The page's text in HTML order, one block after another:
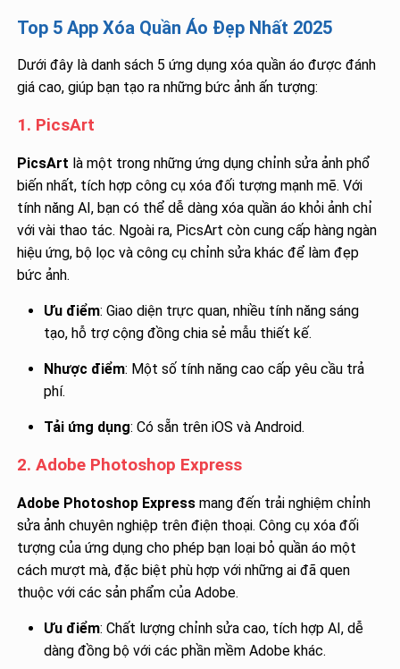
Top 5 App Xóa Quần Áo Đẹp Nhất 2025
Dưới đây là danh sách 5 ứng dụng xóa quần áo được đánh
giá cao, giúp bạn tạo ra những bức ảnh ấn tượng:
1. PicsArt
PicsArt là một trong những ứng dụng chỉnh sửa ảnh phổ
biến nhất, tích hợp công cụ xóa đối tượng mạnh mẽ. Với
tính năng AI, bạn có thể dễ dàng xóa quần áo khỏi ảnh chỉ
với vài thao tác. Ngoài ra, PicsArt còn cung cấp hàng ngàn
hiệu ứng, bộ lọc và công cụ chỉnh sửa khác để làm đẹp
bức ảnh.
Ưu điểm: Giao diện trực quan, nhiều tính năng sáng
tạo, hỗ trợ cộng đồng chia sẻ mẫu thiết kế.
Nhược điểm: Một số tính năng cao cấp yêu cầu trả
phí.
Tải ứng dụng: Có sẵn trên iOS và Android.
2. Adobe Photoshop Express
Adobe Photoshop Express mang đến trải nghiệm chỉnh
sửa ảnh chuyên nghiệp trên điện thoại. Công cụ xóa đối
tượng của ứng dụng cho phép bạn loại bỏ quần áo một
cách mượt mà, đặc biệt phù hợp với những ai đã quen
thuộc với các sản phẩm của Adobe.
Ưu điểm: Chất lượng chỉnh sửa cao, tích hợp AI, dễ
dàng đồng bộ với các phần mềm Adobe khác.